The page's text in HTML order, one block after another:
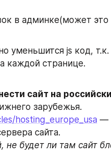
в админке(может это
уменьшится js код, т.к.
каждой странице.
сайт на
зарубежья.
hosting_europe_usa —
сайта.
будет ли там сайт